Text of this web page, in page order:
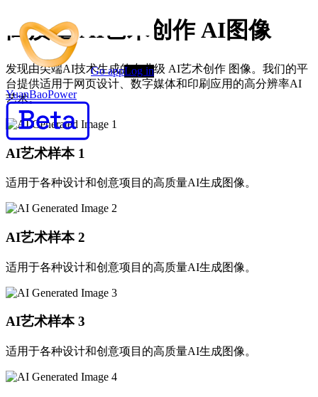
YuanBaoPower
Go appLog in
高质量 AI艺术创作 AI图像
发现由尖端AI技术生成的专业级 AI艺术创作 图像。我们的平
台提供适用于网页设计、数字媒体和印刷应用的高分辨率AI
艺术。
AI艺术样本 1
适用于各种设计和创意项目的高质量AI生成图像。
AI艺术样本 2
适用于各种设计和创意项目的高质量AI生成图像。
AI艺术样本 3
适用于各种设计和创意项目的高质量AI生成图像。